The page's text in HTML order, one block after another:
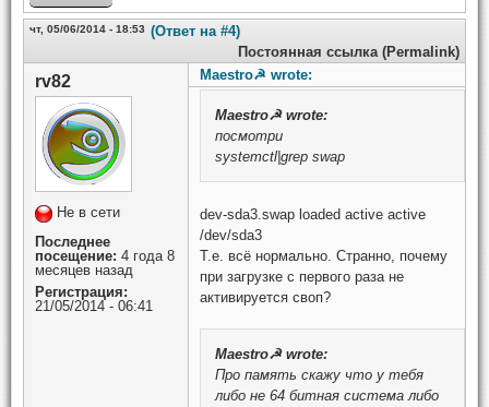
чт, 05/06/2014 - 18:53 (Ответ на #4)
Постоянная ссылка (Permalink)
rv82
Не в сети
Последнее
посещение: 4 года 8
месяцев назад
Регистрация:
21/05/2014 - 06:41
Maestro☭ wrote:
Maestro☭wrote:
посмотри
systemctl|grep swap
dev-sda3.swap loaded active active
/dev/sda3
Т.е. всё нормально. Странно, почему
при загрузке с первого раза не
активируется своп?
Maestro☭wrote:
Про память скажу что у тебя
либо не 64 битная система либо